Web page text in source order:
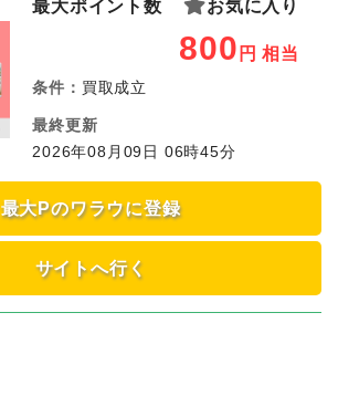
最大ポイント数 お気に入り
800 円 相当
条件： 買取成立
最終更新
2026年08月09日 06時45分
最大Pのワラウに登録
サイトへ行く